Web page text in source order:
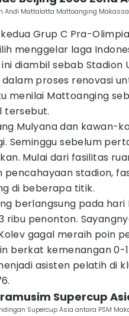
Mattalatta Mattoanging
Grup C Pra-
menggelar laga
diambil sebab Stadion
dalam proses renovasi
menilai Mattoanging
tersebut.
Mulyana dan kawan-
Seminggu sebelum
Mulai dari fasilitas
pencahayaan stadion,
di beberapa titik.
berlangsung pada hari
ribu penonton.
gagal meraih poin
berkat kemenangan 0-
asisten pelatih di
Supercup
Supercup Asia antara PSM